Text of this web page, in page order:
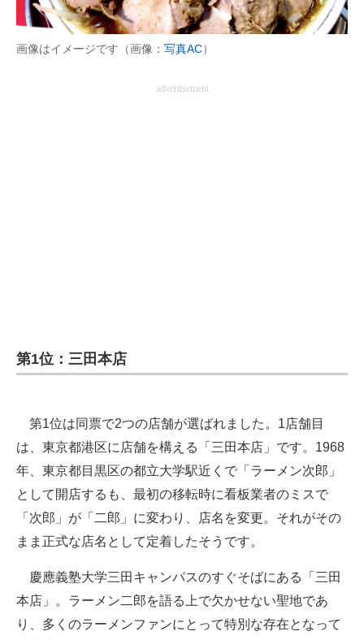
画像はイメージです（画像： 写真AC）
advertisement
第1位：三田本店
第1位は同票で2つの店舗が選ばれました。1店舗目
は、東京都港区に店舗を構える「三田本店」です。1968
年、東京都目黒区の都立大学駅近くで「ラーメン次郎」
として開店するも、最初の移転時に看板業者のミスで
「次郎」が「二郎」に変わり、店名を変更。それがその
まま正式な店名として定着したそうです。
慶應義塾大学三田キャンパスのすぐそばにある「三田
本店」。ラーメン二郎を語る上で欠かせない聖地であ
り、多くのラーメンファンにとって特別な存在となって